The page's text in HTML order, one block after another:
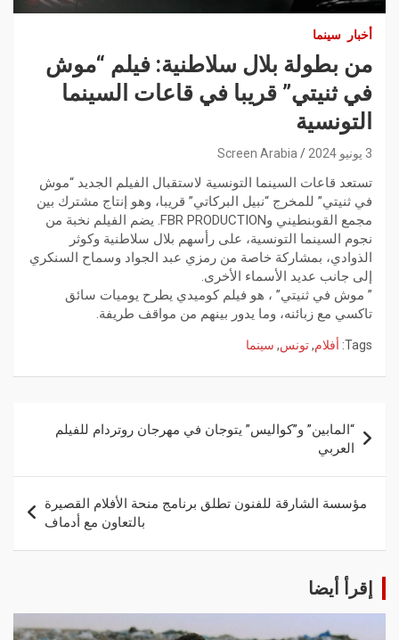
أخبار سينما
من بطولة بلال سلاطنية: فيلم “موش
في ثنيتي” قريبا في قاعات السينما
التونسية
3 يونيو 2024 Screen Arabia
تستعد قاعات السينما التونسية لاستقبال الفيلم الجديد “موش
في ثنيتي” للمخرج “نبيل البركاتي” قريبا، وهو إنتاج مشترك بين
مجمع القوبنطيني وFBR PRODUCTION. يضم الفيلم نخبة من
نجوم السينما التونسية، على رأسهم بلال سلاطنية وكوثر
الذوادي، بمشاركة خاصة من رمزي عبد الجواد وسماح السنكري
إلى جانب عديد الأسماء الأخرى.
” موش في ثنيتي” ، هو فيلم كوميدي يطرح يوميات سائق
تاكسي مع زبائنه، وما يدور بينهم من مواقف طريفة.
Tags: أفلام,تونس, سينما
“المابين” و”كواليس” يتوجان في مهرجان روتردام للفيلم
العربي
مؤسسة الشارقة للفنون تطلق برنامج منحة الأفلام القصيرة
بالتعاون مع أدماف
إقرأ أيضا